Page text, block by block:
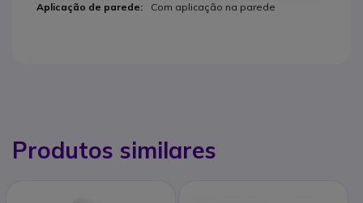
Com aplicação na parede
Produtos similares